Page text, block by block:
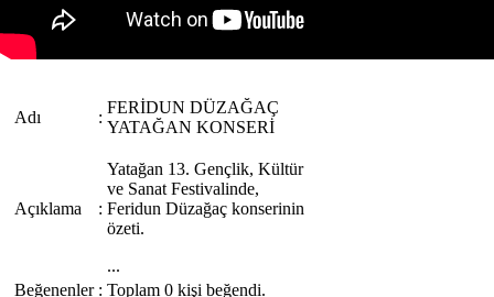
Adı :
FERİDUN DÜZAĞAÇ
YATAĞAN KONSERİ
Açıklama :
Yatağan 13. Gençlik, Kültür
ve Sanat Festivalinde,
Feridun Düzağaç konserinin
özeti.
...
Beğenenler : Toplam 0 kişi beğendi.